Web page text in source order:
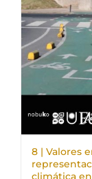
8 | Valores